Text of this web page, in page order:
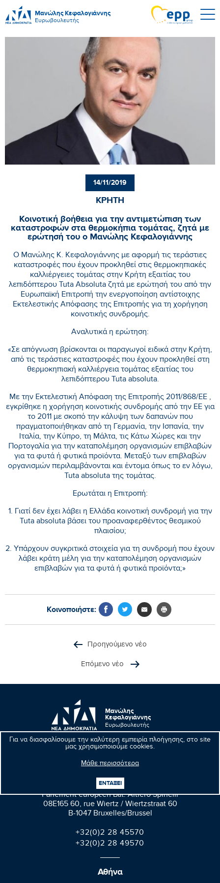
Μανώλης Κεφαλογιάννης
Ευρωβουλευτής
Για να διασφαλίσουμε την καλύτερη εμπειρία πλοήγησης, στο site
μας χρησιμοποιούμε cookies.
Μάθε περισσότερα
ΕΝΤΑΞΕΙ
14/11/2019
ΚΡΗΤΗ
Κοινοτική βοήθεια για την αντιμετώπιση των
καταστροφών στα θερμοκήπια τομάτας, ζητά με
ερώτησή του ο Μανώλης Κεφαλογιάννης
Ο Μανώλης Κ. Κεφαλογιάννης με αφορμή τις τεράστιες
καταστροφές που έχουν προκληθεί στις θερμοκηπιακές
καλλιέργειες τομάτας στην Κρήτη εξαιτίας του
λεπιδόπτερου Tuta Absoluta ζητά με ερώτησή του από την
Ευρωπαϊκή Επιτροπή την ενεργοποίηση αντίστοιχης
Εκτελεστικής Απόφασης της Επιτροπής για τη χορήγηση
κοινοτικής συνδρομής.
Αναλυτικά η ερώτηση:
«Σε απόγνωση βρίσκονται οι παραγωγοί ειδικά στην Κρήτη,
από τις τεράστιες καταστροφές που έχουν προκληθεί στη
θερμοκηπιακή καλλιέργεια τομάτας εξαιτίας του
λεπιδόπτερου Tuta absoluta.
Με την Εκτελεστική Απόφαση της Επιτροπής 2011/868/ΕΕ ,
εγκρίθηκε η χορήγηση κοινοτικής συνδρομής από την ΕΕ για
το 2011 με σκοπό την κάλυψη των δαπανών που
πραγματοποιήθηκαν από τη Γερμανία, την Ισπανία, την
Ιταλία, την Κύπρο, τη Μάλτα, τις Κάτω Χώρες και την
Πορτογαλία για την καταπολέμηση οργανισμών επιβλαβών
για τα φυτά ή φυτικά προϊόντα. Μεταξύ των επιβλαβών
οργανισμών περιλαμβάνονται και έντομα όπως το εν λόγω,
Tuta absoluta της τομάτας.
Ερωτάται η Επιτροπή:
1. Γιατί δεν έχει λάβει η Ελλάδα κοινοτική συνδρομή για την
Tuta absoluta βάσει του προαναφερθέντος θεσμικού
πλαισίου;
2. Υπάρχουν συγκριτικά στοιχεία για τη συνδρομή που έχουν
λάβει κράτη μέλη για την καταπολέμηση οργανισμών
επιβλαβών για τα φυτά ή φυτικά προϊόντα;»​
Κοινοποιήστε:
Προηγούμενο νέο
Επόμενο νέο
Μανώλης
Κεφαλογιάννης
Ευρωβουλευτής
Βρυξέλλες
Parlement européen Bât. Altiero Spinelli
08E165 60, rue Wiertz / Wiertzstraat 60
B-1047 Bruxelles/Brussel
+32(0)2 28 45570
+32(0)2 28 49570
Αθήνα